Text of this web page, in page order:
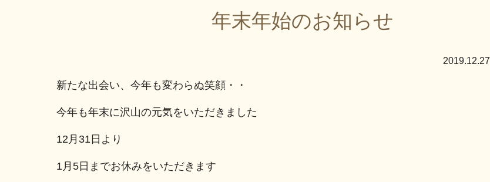
年末年始のお知らせ
2019.12.27
新たな出会い、今年も変わらぬ笑顔・・
今年も年末に沢山の元気をいただきました
12月31日より
1月5日までお休みをいただきます